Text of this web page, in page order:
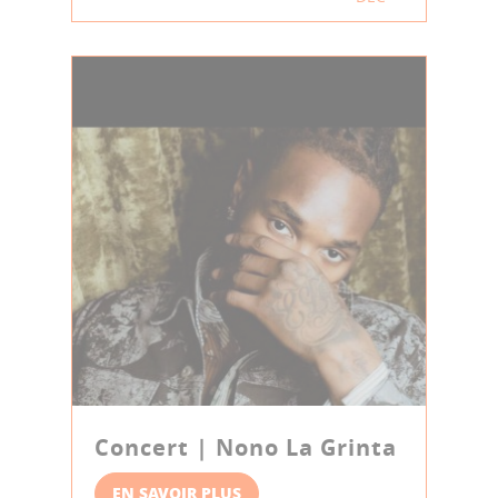
Concert | Nono La Grinta
EN SAVOIR PLUS